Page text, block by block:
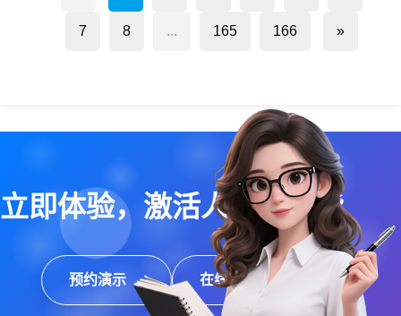
7 8 ... 165 166 »
立即体验，激活人效新动能
预约演示 在线咨询